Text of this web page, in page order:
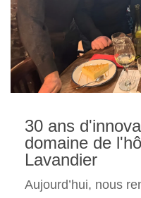
30 ans
domaine de
Lavandier
Aujourd’hui, nous